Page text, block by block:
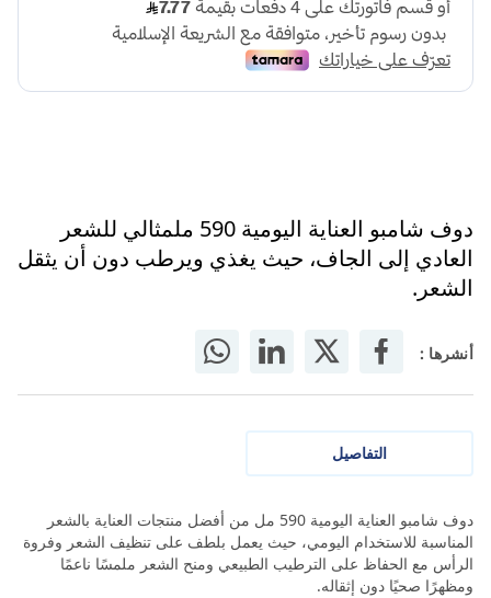
دوف شامبو العناية اليومية 590 ملمثالي للشعر
العادي إلى الجاف، حيث يغذي ويرطب دون أن يثقل
الشعر.
أنشرها :
التفاصيل
دوف شامبو العناية اليومية 590 مل من أفضل منتجات العناية بالشعر
المناسبة للاستخدام اليومي، حيث يعمل بلطف على تنظيف الشعر وفروة
الرأس مع الحفاظ على الترطيب الطبيعي ومنح الشعر ملمسًا ناعمًا
ومظهرًا صحيًا دون إثقاله.